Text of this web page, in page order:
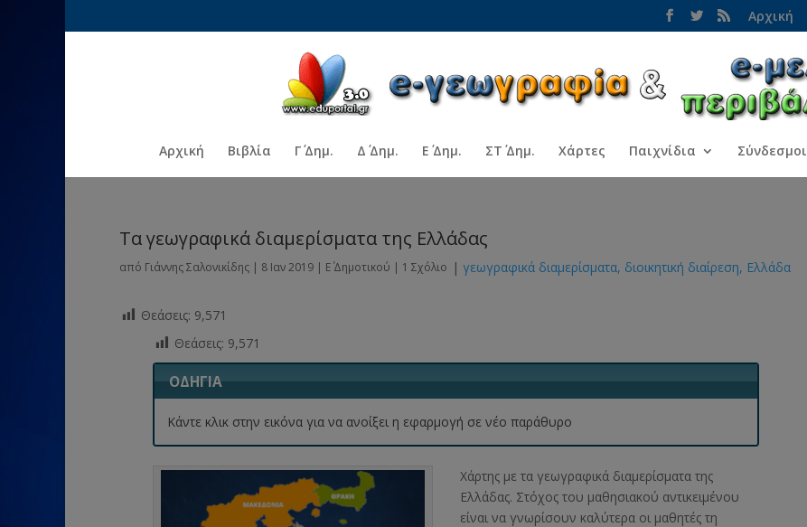
Αρχική
Αρχική Βιβλία Γ΄ Δημ. Δ΄ Δημ. Ε΄ Δημ. ΣΤ΄ Δημ. Χάρτες Παιχνίδια Σύνδεσμοι
Τα γεωγραφικά διαμερίσματα της Ελλάδας
από Γιάννης Σαλονικίδης | 8 Ιαν 2019 | Ε΄ Δημοτικού | 1 Σχόλιο | γεωγραφικά διαμερίσματα διοικητική διαίρεση Ελλάδα
Θεάσεις: 9,571
Θεάσεις: 9,571
ΟΔΗΓΙΑ
Κάντε κλικ στην εικόνα για να ανοίξει η εφαρμογή σε νέο παράθυρο
Χάρτης με τα γεωγραφικά διαμερίσματα της
Ελλάδας. Στόχος του μαθησιακού αντικειμένου
είναι να γνωρίσουν καλύτερα οι μαθητές τη